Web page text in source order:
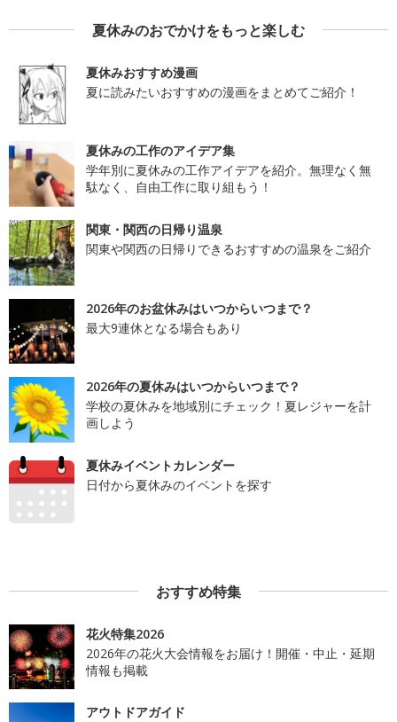
夏休みのおでかけをもっと楽しむ
夏休みおすすめ漫画
夏に読みたいおすすめの漫画をまとめてご紹介！
夏休みの工作のアイデア集
学年別に夏休みの工作アイデアを紹介。無理なく無
駄なく、自由工作に取り組もう！
関東・関西の日帰り温泉
関東や関西の日帰りできるおすすめの温泉をご紹介
2026年のお盆休みはいつからいつまで？
最大9連休となる場合もあり
2026年の夏休みはいつからいつまで？
学校の夏休みを地域別にチェック！夏レジャーを計
画しよう
夏休みイベントカレンダー
日付から夏休みのイベントを探す
おすすめ特集
花火特集2026
2026年の花火大会情報をお届け！開催・中止・延期
情報も掲載
アウトドアガイド